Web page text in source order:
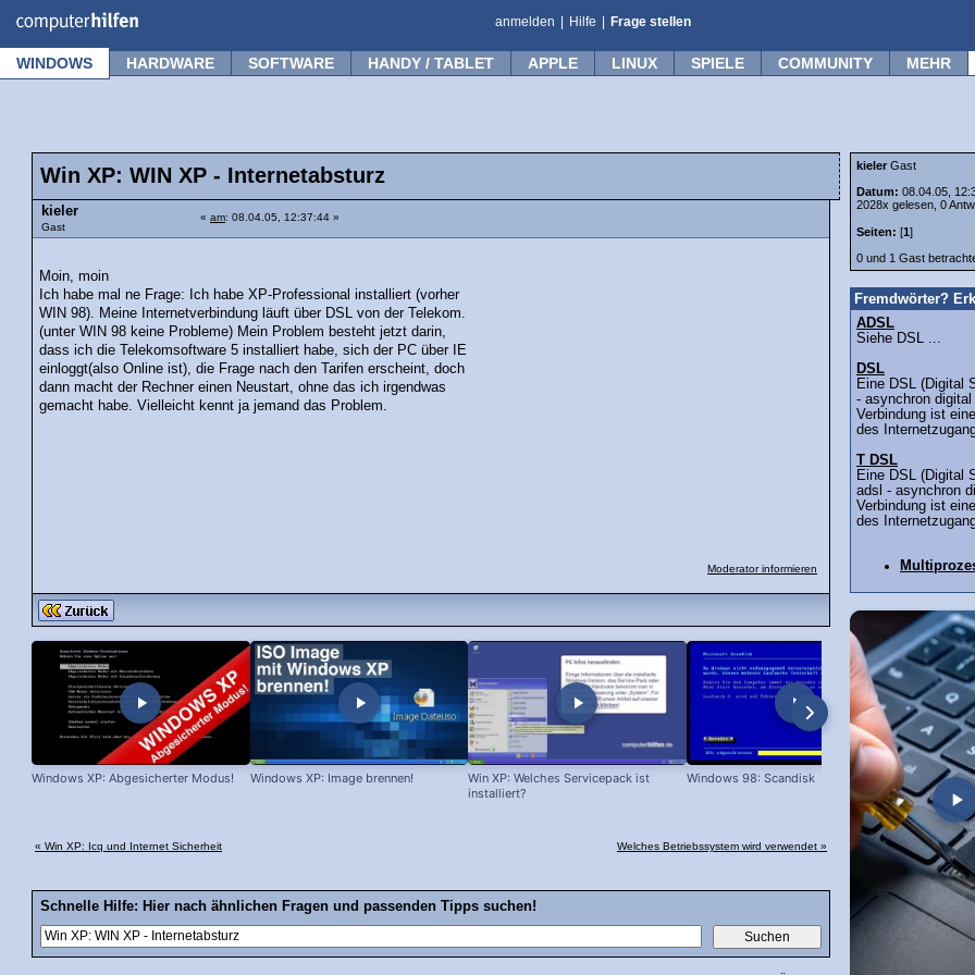
anmelden Hilfe Frage stellen
WINDOWS HARDWARE SOFTWARE HANDY / TABLET APPLE LINUX SPIELE COMMUNITY MEHR
Win XP: WIN XP - Internetabsturz
kieler
Gast
« am: 08.04.05, 12:37:44 »
Moin, moin
Ich habe mal ne Frage: Ich habe XP-Professional installiert (vorher
WIN 98). Meine Internetverbindung läuft über DSL von der Telekom.
(unter WIN 98 keine Probleme) Mein Problem besteht jetzt darin,
dass ich die Telekomsoftware 5 installiert habe, sich der PC über IE
einloggt(also Online ist), die Frage nach den Tarifen erscheint, doch
dann macht der Rechner einen Neustart, ohne das ich irgendwas
gemacht habe. Vielleicht kennt ja jemand das Problem.
Moderator informieren
Windows XP: Abgesicherter Modus! Windows XP: Image brennen!
Win XP: Welches Servicepack ist
installiert?
Windows 98: Scandisk Windows
« Win XP: Icq und Internet Sicherheit Welches Betriebssystem wird verwendet »
Schnelle Hilfe: Hier nach ähnlichen Fragen und passenden Tipps suchen!
kieler Gast
Datum: 08.04.05,
2028x gelesen, 0
Seiten: [1]
0 und 1 Gast
Fremdwörter?
ADSL
Siehe DSL ...
DSL
Eine DSL (Digital
- asynchron
Verbindung ist
des
T DSL
Eine DSL (Digital
adsl - asynchron
Verbindung ist
des